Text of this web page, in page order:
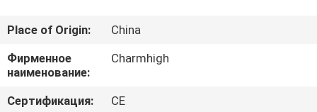
ВИДЕОЗАПИСИ
О
НАС
Place of Origin:
China
Фирменное
наименование:
Charmhigh
Сертификация:
CE